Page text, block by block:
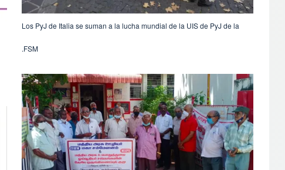
Los PyJ de Italia se suman a la lucha mundial de la UIS de PyJ de la
FSM.